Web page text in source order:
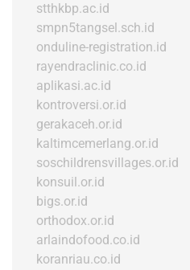
stthkbp.ac.id
smpn5tangsel.sch.id
onduline-registration.id
rayendraclinic.co.id
aplikasi.ac.id
kontroversi.or.id
gerakaceh.or.id
kaltimcemerlang.or.id
soschildrensvillages.or.id
konsuil.or.id
bigs.or.id
orthodox.or.id
arlaindofood.co.id
koranriau.co.id